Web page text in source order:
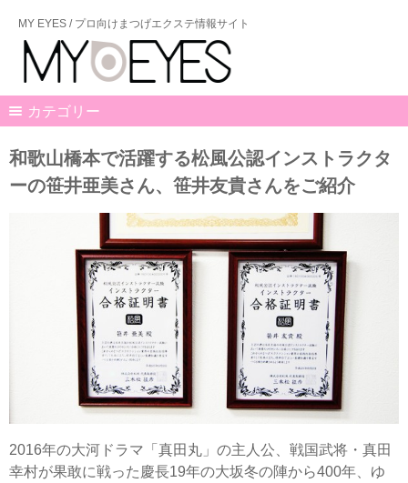
MY EYES / プロ向けまつげエクステ情報サイト
カテゴリー
和歌山橋本で活躍する松風公認インストラクタ
ーの笹井亜美さん、笹井友貴さんをご紹介
2016年の大河ドラマ「真田丸」の主人公、戦国武将・真田
幸村が果敢に戦った慶長19年の大坂冬の陣から400年、ゆ